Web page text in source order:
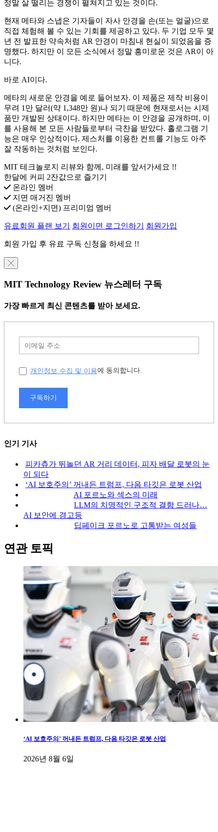
정말 살 떨리는 경쟁이 펼쳐지고 있는 것이다.
현재 메타와 스냅은 기자들이 자사 안경을 손(또는 얼굴)으로
직접 체험해 볼 수 있는 기회를 제공하고 있다. 두 기업 모두 몇
년 전 발표한 약속처럼 AR 안경이 마침내 현실이 되었음을 증
명했다. 하지만 이 모든 소식에서 정말 흥미로운 것은 AR이 아
니다.
바로 AI이다.
메타의 새로운 안경을 예로 들어보자. 이 제품은 제작 비용이
무려 1만 달러(약 1,348만 원)나 되기 때문에 현재로서는 시제
품만 개발된 상태이다. 하지만 메타는 이 안경을 공개하며, 이
를 사용해 본 모든 사람들로부터 극찬을 받았다. 홀로그램 기
능은 매우 인상적이다. 제스처를 이용한 컨트롤 기능도 아주
잘 작동하는 것처럼 보인다.
MIT 테크놀로지 리뷰와 함께, 미래를 앞서가세요 !!
한달에 커피 2잔값으로 즐기기
온라인 멤버
지면 매거진 멤버
(온라인+지면) 프리미엄 멤버
유료회원 플랜 보기 회원이면 로그인하기 회원가입
회원 가입 후 유료 구독 신청을 하세요 !!
╳
MIT Technology Review 뉴스레터 구독
가장 빠르게 최신 콘텐츠를 받아 보세요.
개인정보 수집 및 이용에 동의합니다.
구독하기
인기 기사
피카츄가 뛰놀던 AR 거리 데이터, 피자 배달 로봇의 눈
이 되다
‘AI 보호주의’ 꺼내든 트럼프, 다음 타깃은 로봇 산업
AI 포르노와 섹스의 미래
LLM의 치명적인 구조적 결함 드러나…
AI 보안에 경고등
딥페이크 포르노로 고통받는 여성들
연관 토픽
‘AI 보호주의’ 꺼내든 트럼프, 다음 타깃은 로봇 산업
2026년 8월 6일